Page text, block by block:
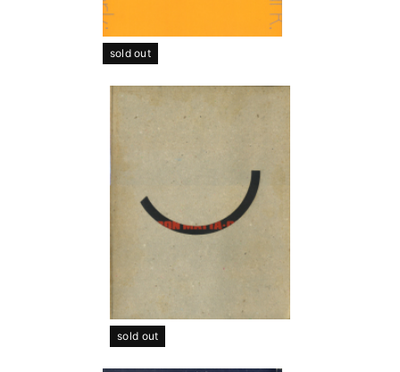
sold out
sold out